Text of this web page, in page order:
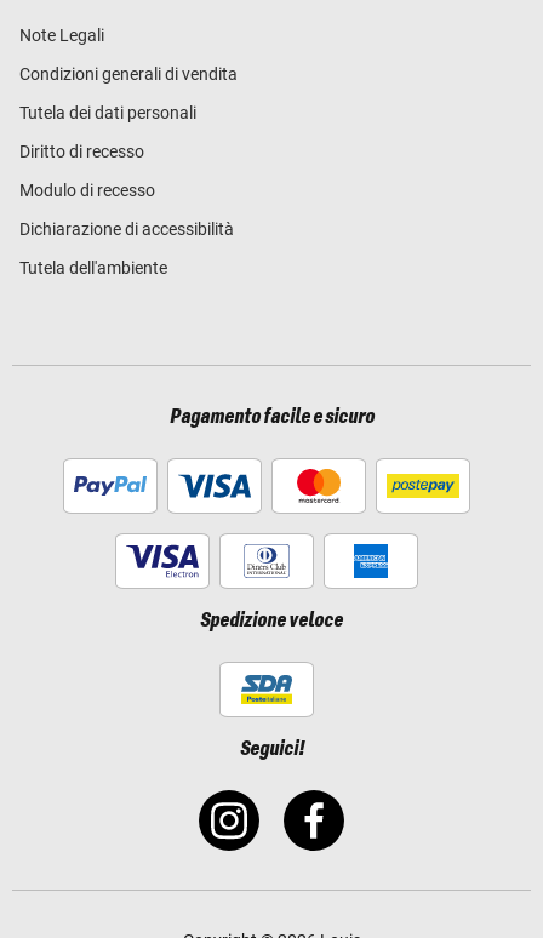
Note Legali
Condizioni generali di vendita
Tutela dei dati personali
Diritto di recesso
Modulo di recesso
Dichiarazione di accessibilità
Tutela dell'ambiente
Pagamento facile e sicuro
Spedizione veloce
Seguici!